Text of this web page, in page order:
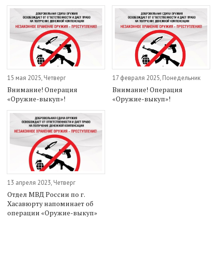
15 мая 2025, Четверг
Внимание! Операция
«Оружие-выкуп»!
17 февраля 2025, Понедельник
Внимание! Операция
«Оружие-выкуп»!
13 апреля 2023, Четверг
Отдел МВД России по г.
Хасавюрту напоминает об
операции «Оружие-выкуп»